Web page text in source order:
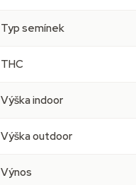
Typ semínek
THC
Výška indoor
Výška outdoor
Výnos